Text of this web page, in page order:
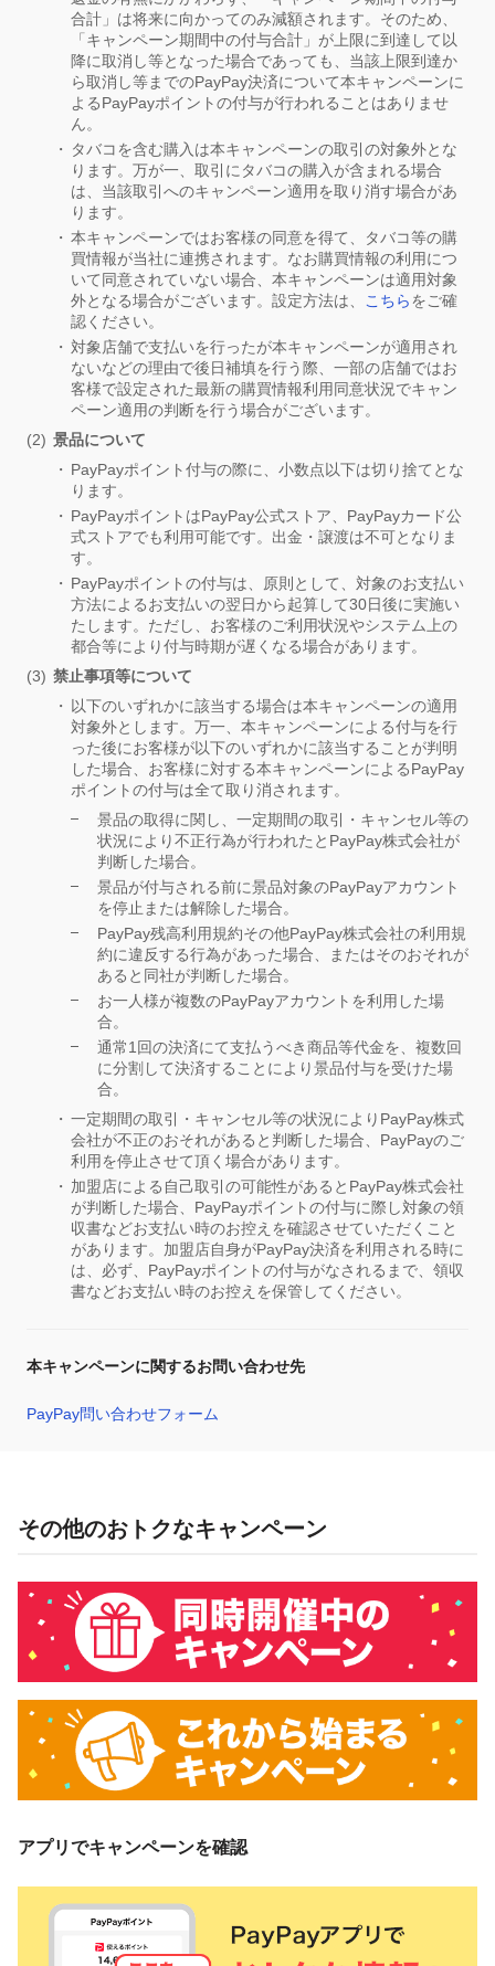
合計」は将来に向かってのみ減額されます。そのため、
「キャンペーン期間中の付与合計」が上限に到達して以
降に取消し等となった場合であっても、当該上限到達か
ら取消し等までのPayPay決済について本キャンペーンに
よるPayPayポイントの付与が行われることはありませ
ん。
タバコを含む購入は本キャンペーンの取引の対象外とな
ります。万が一、取引にタバコの購入が含まれる場合
は、当該取引へのキャンペーン適用を取り消す場合があ
ります。
本キャンペーンではお客様の同意を得て、タバコ等の購
買情報が当社に連携されます。なお購買情報の利用につ
いて同意されていない場合、本キャンペーンは適用対象
外となる場合がございます。設定方法は、
こちらをご確
認ください。
対象店舗で支払いを行ったが本キャンペーンが適用され
ないなどの理由で後日補填を行う際、一部の店舗ではお
客様で設定された最新の購買情報利用同意状況でキャン
ペーン適用の判断を行う場合がございます。
景品について
PayPayポイント付与の際に、小数点以下は切り捨てとな
ります。
PayPayポイントはPayPay公式ストア、PayPayカード公
式ストアでも利用可能です。出金・譲渡は不可となりま
す。
PayPayポイントの付与は、原則として、対象のお支払い
方法によるお支払いの翌日から起算して30日後に実施い
たします。ただし、お客様のご利用状況やシステム上の
都合等により付与時期が遅くなる場合があります。
禁止事項等について
以下のいずれかに該当する場合は本キャンペーンの適用
対象外とします。万一、本キャンペーンによる付与を行
った後にお客様が以下のいずれかに該当することが判明
した場合、お客様に対する本キャンペーンによるPayPay
ポイントの付与は全て取り消されます。
景品の取得に関し、一定期間の取引・キャンセル等の
状況により不正行為が行われたとPayPay株式会社が
判断した場合。
景品が付与される前に景品対象のPayPayアカウント
を停止または解除した場合。
PayPay残高利用規約その他PayPay株式会社の利用規
約に違反する行為があった場合、またはそのおそれが
あると同社が判断した場合。
お一人様が複数のPayPayアカウントを利用した場
合。
通常1回の決済にて支払うべき商品等代金を、複数回
に分割して決済することにより景品付与を受けた場
合。
一定期間の取引・キャンセル等の状況によりPayPay株式
会社が不正のおそれがあると判断した場合、PayPayのご
利用を停止させて頂く場合があります。
加盟店による自己取引の可能性があるとPayPay株式会社
が判断した場合、PayPayポイントの付与に際し対象の領
収書などお支払い時のお控えを確認させていただくこと
があります。加盟店自身がPayPay決済を利用される時に
は、必ず、PayPayポイントの付与がなされるまで、領収
書などお支払い時のお控えを保管してください。
本キャンペーンに関するお問い合わせ先
PayPay問い合わせフォーム
その他のおトクなキャンペーン
アプリでキャンペーンを確認